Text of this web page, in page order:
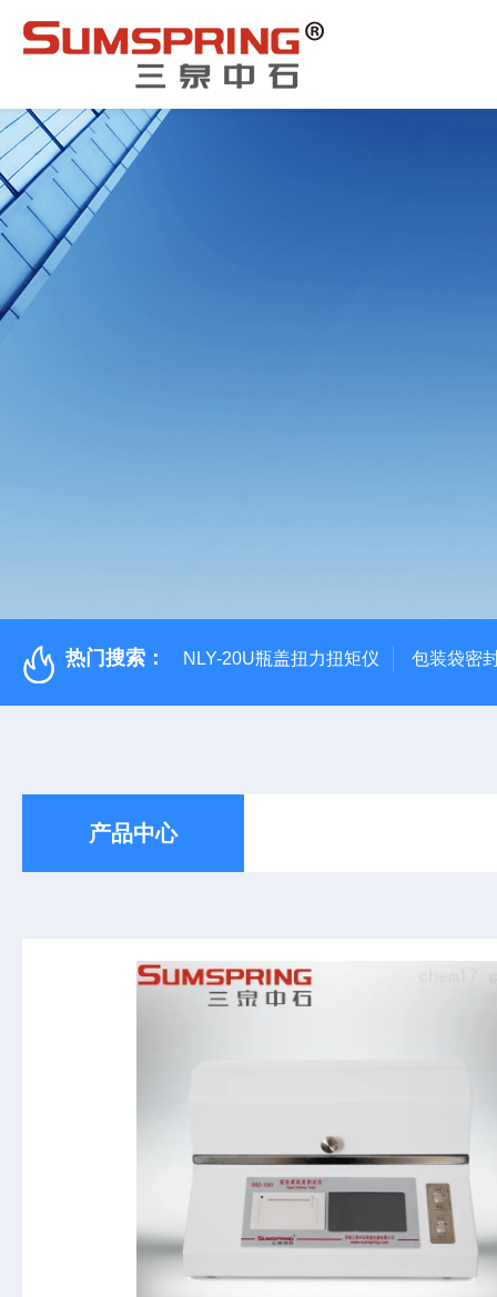
热门搜索： NLY-20U瓶盖扭力扭矩仪 包装袋密
产品中心